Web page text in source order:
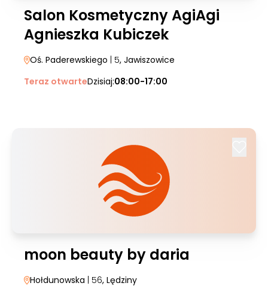
Salon Kosmetyczny AgiAgi
Agnieszka Kubiczek
Oś. Paderewskiego | 5, Jawiszowice
Teraz otwarteDzisiaj:08:00-17:00
moon beauty by daria
Hołdunowska | 56, Lędziny